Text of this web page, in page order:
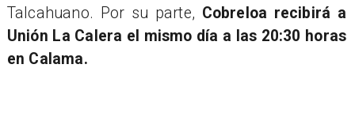
Talcahuano. Por su parte, Cobreloa recibirá a
Unión La Calera el mismo día a las 20:30 horas
en Calama.